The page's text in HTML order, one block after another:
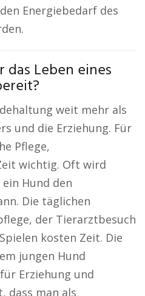
Energiebedarf des
Leben eines
weit mehr als
und die Erziehung. Für
Pflege,
wichtig. Oft wird
Hund den
Die täglichen
der Tierarztbesuch
kosten Zeit. Die
jungen Hund
Erziehung und
dass man als